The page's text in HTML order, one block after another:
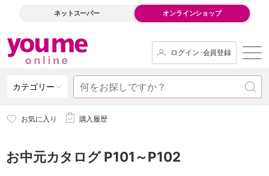
ネットスーパー オンラインショップ
ログイン･会員登録
カテゴリー
お気に入り 購入履歴
お中元カタログ P101～P102